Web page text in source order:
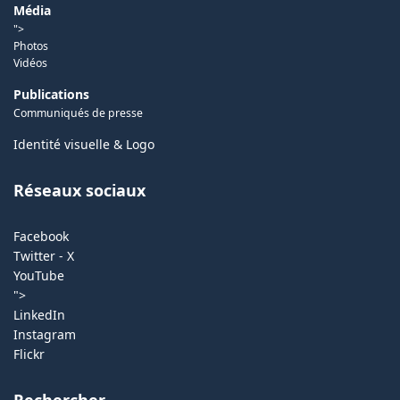
Média
">
Photos
Vidéos
Publications
Communiqués de presse
Identité visuelle & Logo
Réseaux sociaux
Facebook
Twitter - X
YouTube
">
LinkedIn
Instagram
Flickr